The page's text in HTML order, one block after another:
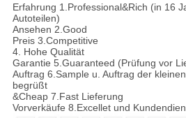
Erfahrung 1.Professional&Rich (in 16
Autoteilen)
Ansehen 2.Good
Preis 3.Competitive
4. Hohe Qualität
Garantie 5.Guaranteed (Prüfung vor
Auftrag 6.Sample u. Auftrag der
begrüßt
&Cheap 7.Fast Lieferung
Vorverkäufe 8.Excellet und